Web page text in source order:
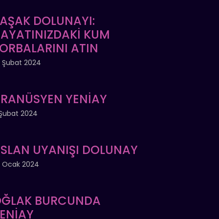
DOLUNAYI:
KUM
ATIN
Şubat 2024
YENİAY
2024
UYANIŞI DOLUNAY
Ocak 2024
BURCUNDA